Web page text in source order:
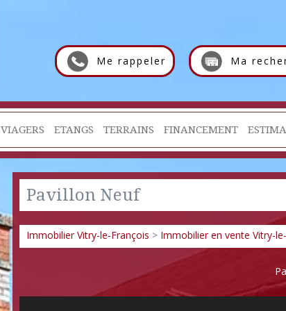
Me rappeler Ma
VIAGERS ETANGS TERRAINS FINANCEMENT
Pavillon Neuf
Immobilier Vitry-le-François > Immobilier en vente Vitry-